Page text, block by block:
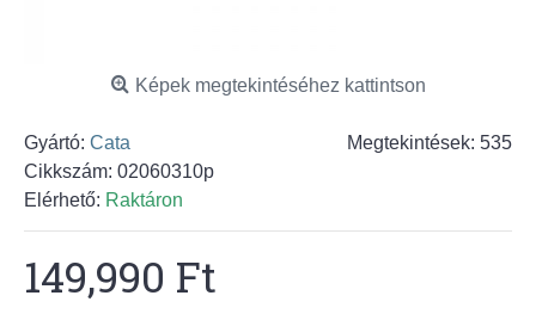
Képek megtekintéséhez kattintson
Megtekintések: 535
Gyártó: Cata
Cikkszám: 02060310p
Elérhető: Raktáron
149,990 Ft